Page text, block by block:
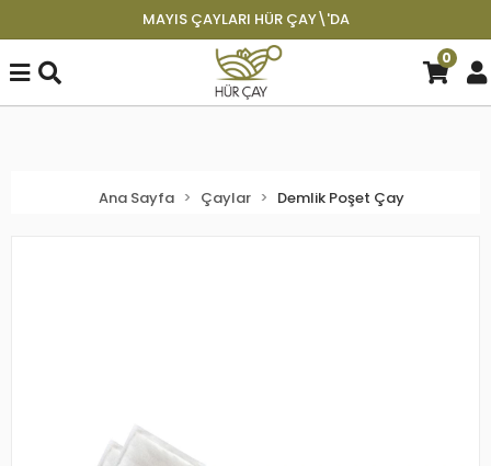
MAYIS ÇAYLARI HÜR ÇAY\'DA
0
Ana Sayfa Çaylar Demlik Poşet Çay